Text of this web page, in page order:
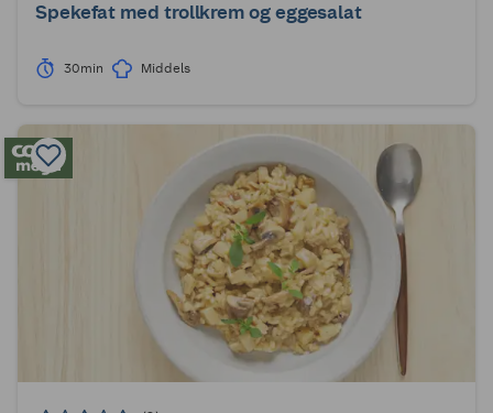
Spekefat med trollkrem og eggesalat
30min Middels